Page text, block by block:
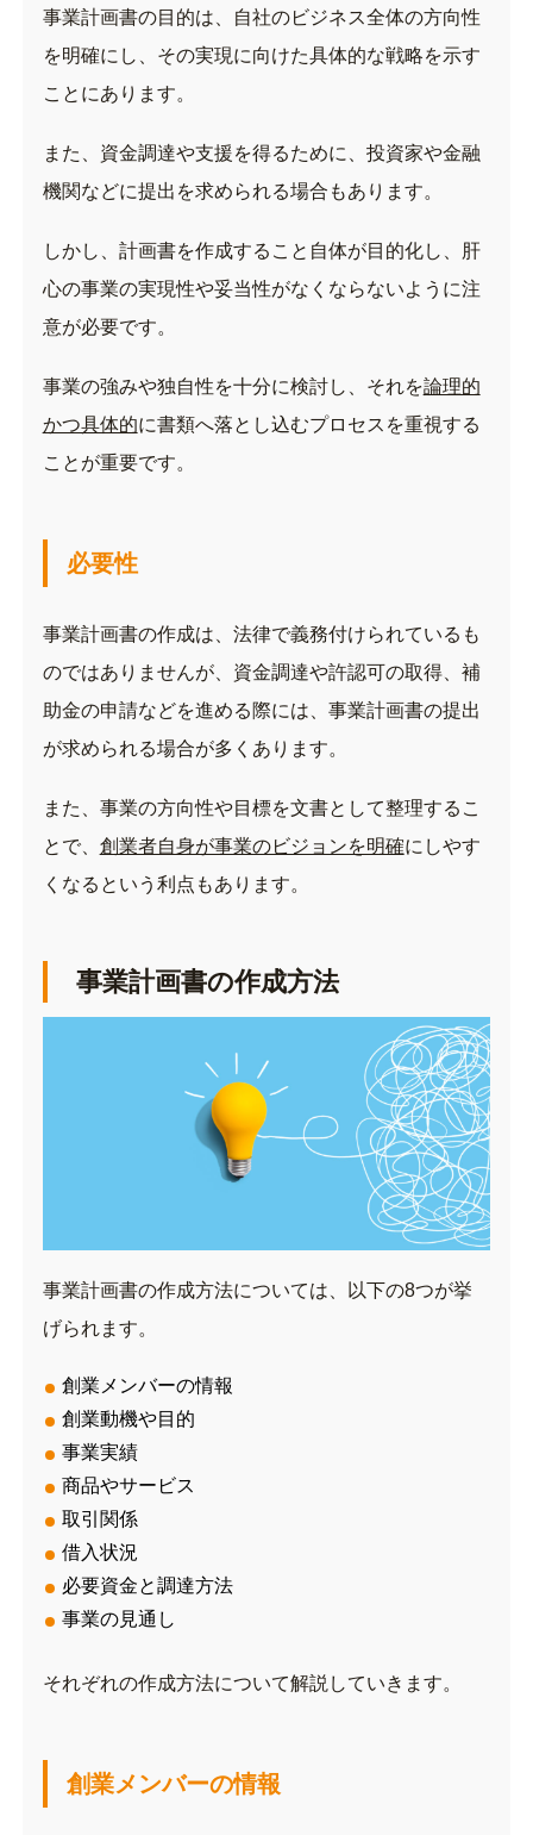
事業計画書の目的は、自社のビジネス全体の方向性
を明確にし、その実現に向けた具体的な戦略を示す
ことにあります。
また、資金調達や支援を得るために、投資家や金融
機関などに提出を求められる場合もあります。
しかし、計画書を作成すること自体が目的化し、肝
心の事業の実現性や妥当性がなくならないように注
意が必要です。
事業の強みや独自性を十分に検討し、それを論理的
かつ具体的に書類へ落とし込むプロセスを重視する
ことが重要です。
必要性
事業計画書の作成は、法律で義務付けられているも
のではありませんが、資金調達や許認可の取得、補
助金の申請などを進める際には、事業計画書の提出
が求められる場合が多くあります。
また、事業の方向性や目標を文書として整理するこ
とで、 創業者自身が事業のビジョンを明確にしやす
くなるという利点もあります。
事業計画書の作成方法
事業計画書の作成方法については、以下の8つが挙
げられます。
創業メンバーの情報
創業動機や目的
事業実績
商品やサービス
取引関係
借入状況
必要資金と調達方法
事業の見通し
それぞれの作成方法について解説していきます。
創業メンバーの情報